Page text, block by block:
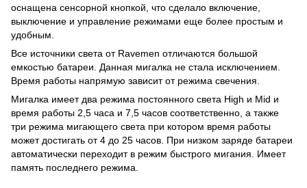
оснащена сенсорной кнопкой, что сделало включение,
выключение и управление режимами еще более простым и
удобным.
Все источники света от Ravemen отличаются большой
емкостью батареи. Данная мигалка не стала исключением.
Время работы напрямую зависит от режима свечения.
Мигалка имеет два режима постоянного света High и Mid и
время работы 2,5 часа и 7,5 часов соответственно, а также
три режима мигающего света при котором время работы
может достигать от 4 до 25 часов. При низком заряде батареи
автоматически переходит в режим быстрого мигания. Имеет
память последнего режима.